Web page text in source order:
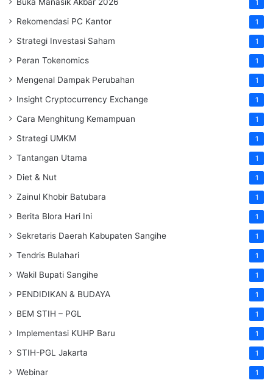
Buka Manasik Akbar 2026 1
Rekomendasi PC Kantor 1
Strategi Investasi Saham 1
Peran Tokenomics 1
Mengenal Dampak Perubahan 1
Insight Cryptocurrency Exchange 1
Cara Menghitung Kemampuan 1
Strategi UMKM 1
Tantangan Utama 1
Diet & Nut 1
Zainul Khobir Batubara 1
Berita Blora Hari Ini 1
Sekretaris Daerah Kabupaten Sangihe 1
Tendris Bulahari 1
Wakil Bupati Sangihe 1
PENDIDIKAN & BUDAYA 1
BEM STIH – PGL 1
Implementasi KUHP Baru 1
STIH-PGL Jakarta 1
Webinar 1